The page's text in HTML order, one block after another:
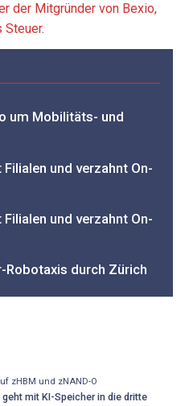
der Mitgründer von Bexio,
Steuer.
um Mobilitäts- und
und verzahnt On-
und verzahnt On-
Robotaxis durch Zürich
zHBM und zNAND-O
mit KI-Speicher in die dritte